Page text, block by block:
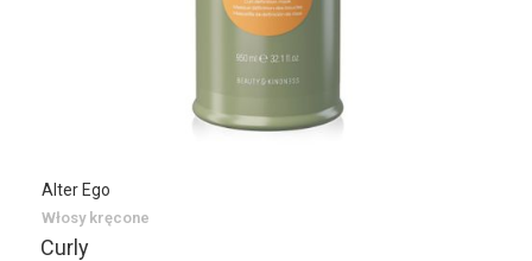
Alter Ego
Włosy kręcone
Curly